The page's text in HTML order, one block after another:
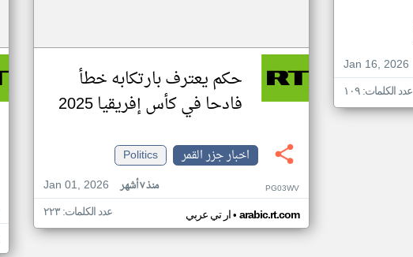
Jan 16, 2026
عدد الكلمات: ١٠٩
حكم يعترف بارتكابه خطأ
فادحا في كأس إفريقيا 2025
اخبار جزر القمر
Politics
Jan 01, 2026
منذ ٧ أشهر PG03WV
ار تي عربي• arabic.rt.com عدد الكلمات: ٢٢٣